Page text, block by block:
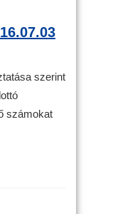
szerint
számokat